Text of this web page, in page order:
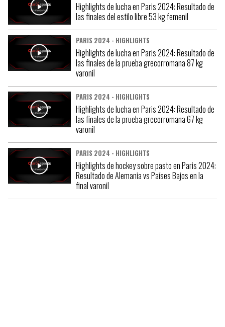
Highlights de lucha en Paris 2024: Resultado de
las finales del estilo libre 53 kg femenil
PARIS 2024 - HIGHLIGHTS
Highlights de lucha en Paris 2024: Resultado de
las finales de la prueba grecorromana 87 kg
varonil
PARIS 2024 - HIGHLIGHTS
Highlights de lucha en Paris 2024: Resultado de
las finales de la prueba grecorromana 67 kg
varonil
PARIS 2024 - HIGHLIGHTS
Highlights de hockey sobre pasto en Paris 2024:
Resultado de Alemania vs Países Bajos en la
final varonil